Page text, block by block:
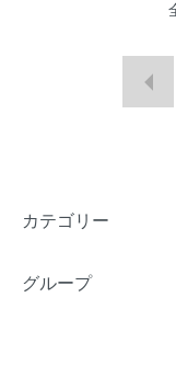
カテゴリー
グループ